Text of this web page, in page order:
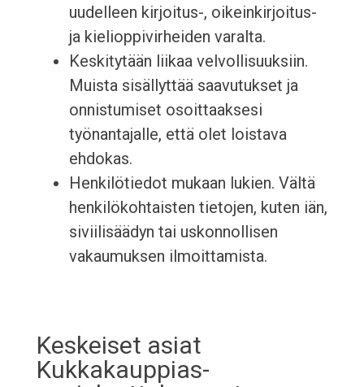
uudelleen kirjoitus-, oikeinkirjoitus-
ja kielioppivirheiden varalta.
Keskitytään liikaa velvollisuuksiin.
Muista sisällyttää saavutukset ja
onnistumiset osoittaaksesi
työnantajalle, että olet loistava
ehdokas.
Henkilötiedot mukaan lukien. Vältä
henkilökohtaisten tietojen, kuten iän,
siviilisäädyn tai uskonnollisen
vakaumuksen ilmoittamista.
Keskeiset asiat
Kukkakauppias-